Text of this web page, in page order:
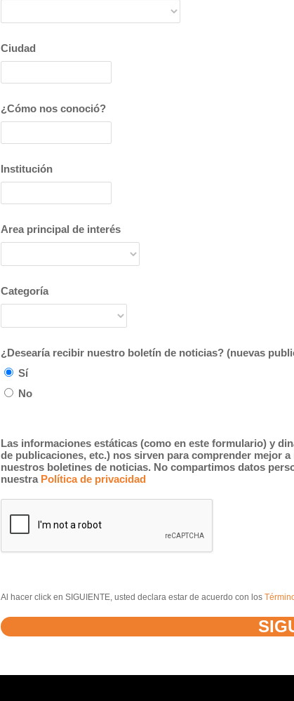
Ciudad
¿Cómo nos conoció?
Institución
Area principal de interés
Categoría
¿Desearía recibir nuestro boletín de noticias? (nuevas
Sí
No
Las informaciones estáticas (como en este formulario) y
de publicaciones, etc.) nos sirven para comprender mejor
nuestros boletines de noticias. No compartimos datos
nuestra Política de privacidad
Al hacer click en SIGUIENTE, usted declara estar de acuerdo con los